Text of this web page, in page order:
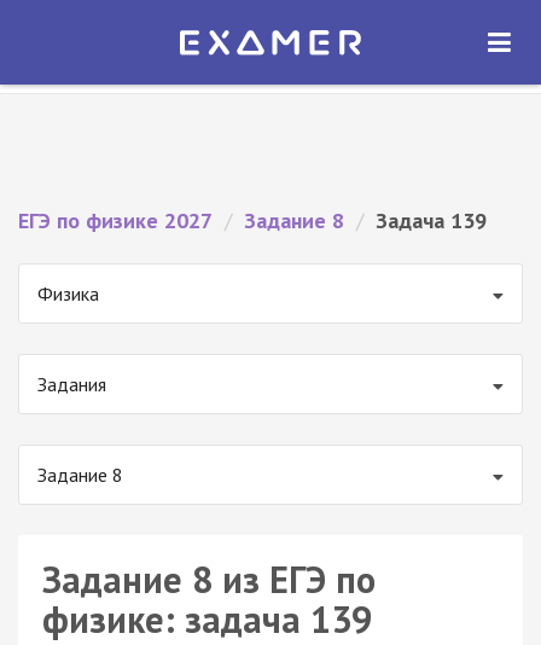
Экзамер — ЕГЭ 2027
ОТКРЫТЬ
ЕГЭ по физике 2027 / Задание 8 / Задача 139
Физика
Задания
Задание 8
Задание 8 из ЕГЭ по
физике: задача 139